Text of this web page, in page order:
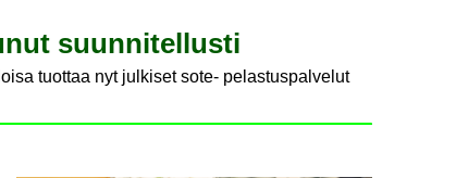
suun­ni­tel­lus­ti
tuottaa nyt julkiset sote- pelastuspalvelut